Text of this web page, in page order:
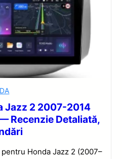
Jazz 2 2007-2014
Recenzie Detaliată,
Honda Jazz 2 (2007–